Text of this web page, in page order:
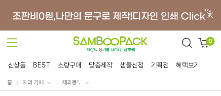
0
신상품 BEST 소량구매 맞춤제작 샘플신청 기획전 혜택보기
홈 제과.카페 제과봉투